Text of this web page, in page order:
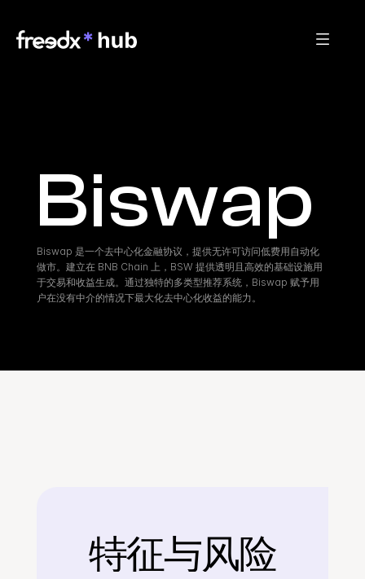
Biswap
Biswap 是一个去中心化金融协议，提供无许可访问低费用自动化
做市。建立在 BNB Chain 上，BSW 提供透明且高效的基础设施用
于交易和收益生成。通过独特的多类型推荐系统，Biswap 赋予用
户在没有中介的情况下最大化去中心化收益的能力。
后面
特征与风险